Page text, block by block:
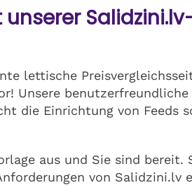
lettische
Unsere
die Einrichtung von Feeds
aus und Sie sind bereit.
von Salidzini.lv